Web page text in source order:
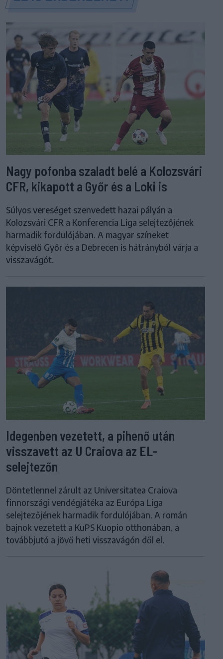
Nagy pofonba szaladt belé a Kolozsvári
CFR, kikapott a Győr és a Loki is
Súlyos vereséget szenvedett hazai pályán a
Kolozsvári CFR a Konferencia Liga selejtezőjének
harmadik fordulójában. A magyar színeket
képviselő Győr és a Debrecen is hátrányból várja a
visszavágót.
Idegenben vezetett, a pihenő után
visszavett az U Craiova az EL-
selejtezőn
Döntetlennel zárult az Universitatea Craiova
finnországi vendégjátéka az Európa Liga
selejtezőjének harmadik fordulójában. A román
bajnok vezetett a KuPS Kuopio otthonában, a
továbbjutó a jövő heti visszavágón dől el.